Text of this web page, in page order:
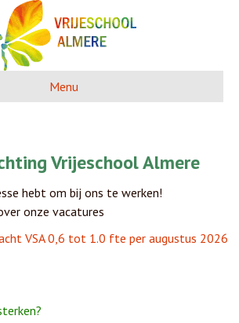
Menu
Vrijeschool Almere
hebt om bij ons te werken!
onze vacatures
VSA 0,6 tot 1.0 fte per augustus 2026